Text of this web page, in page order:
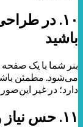
۱۰. در
باشید
بنر شما با یک
می‌شود. مطمئن
دارد؛ در غیر
۱۱. حس